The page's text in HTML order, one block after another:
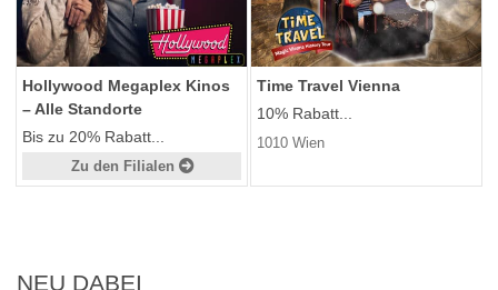
Hollywood Megaplex Kinos
– Alle Standorte
Bis zu 20% Rabatt...
Zu den Filialen
Time Travel Vienna
10% Rabatt...
1010 Wien
NEU DABEI